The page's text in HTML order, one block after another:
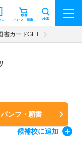
パンフ・願書
ン 検索
書カードGET
/
パンフ・願書
候補校に追加